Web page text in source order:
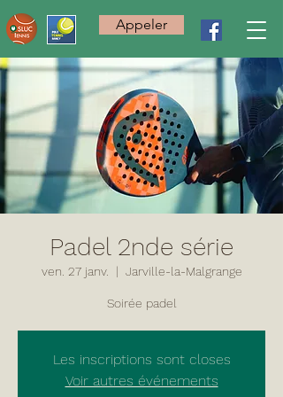
Appeler
Padel 2nde série
ven. 27 janv.
  |
Jarville-la-Malgrange
Soirée padel
Les inscriptions sont closes
Voir autres événements